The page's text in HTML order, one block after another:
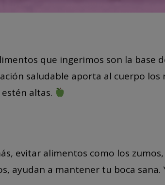
que ingerimos son la base
saludable aporta al cuerpo
altas.
evitar alimentos como los
ayudan a mantener tu boca sana.